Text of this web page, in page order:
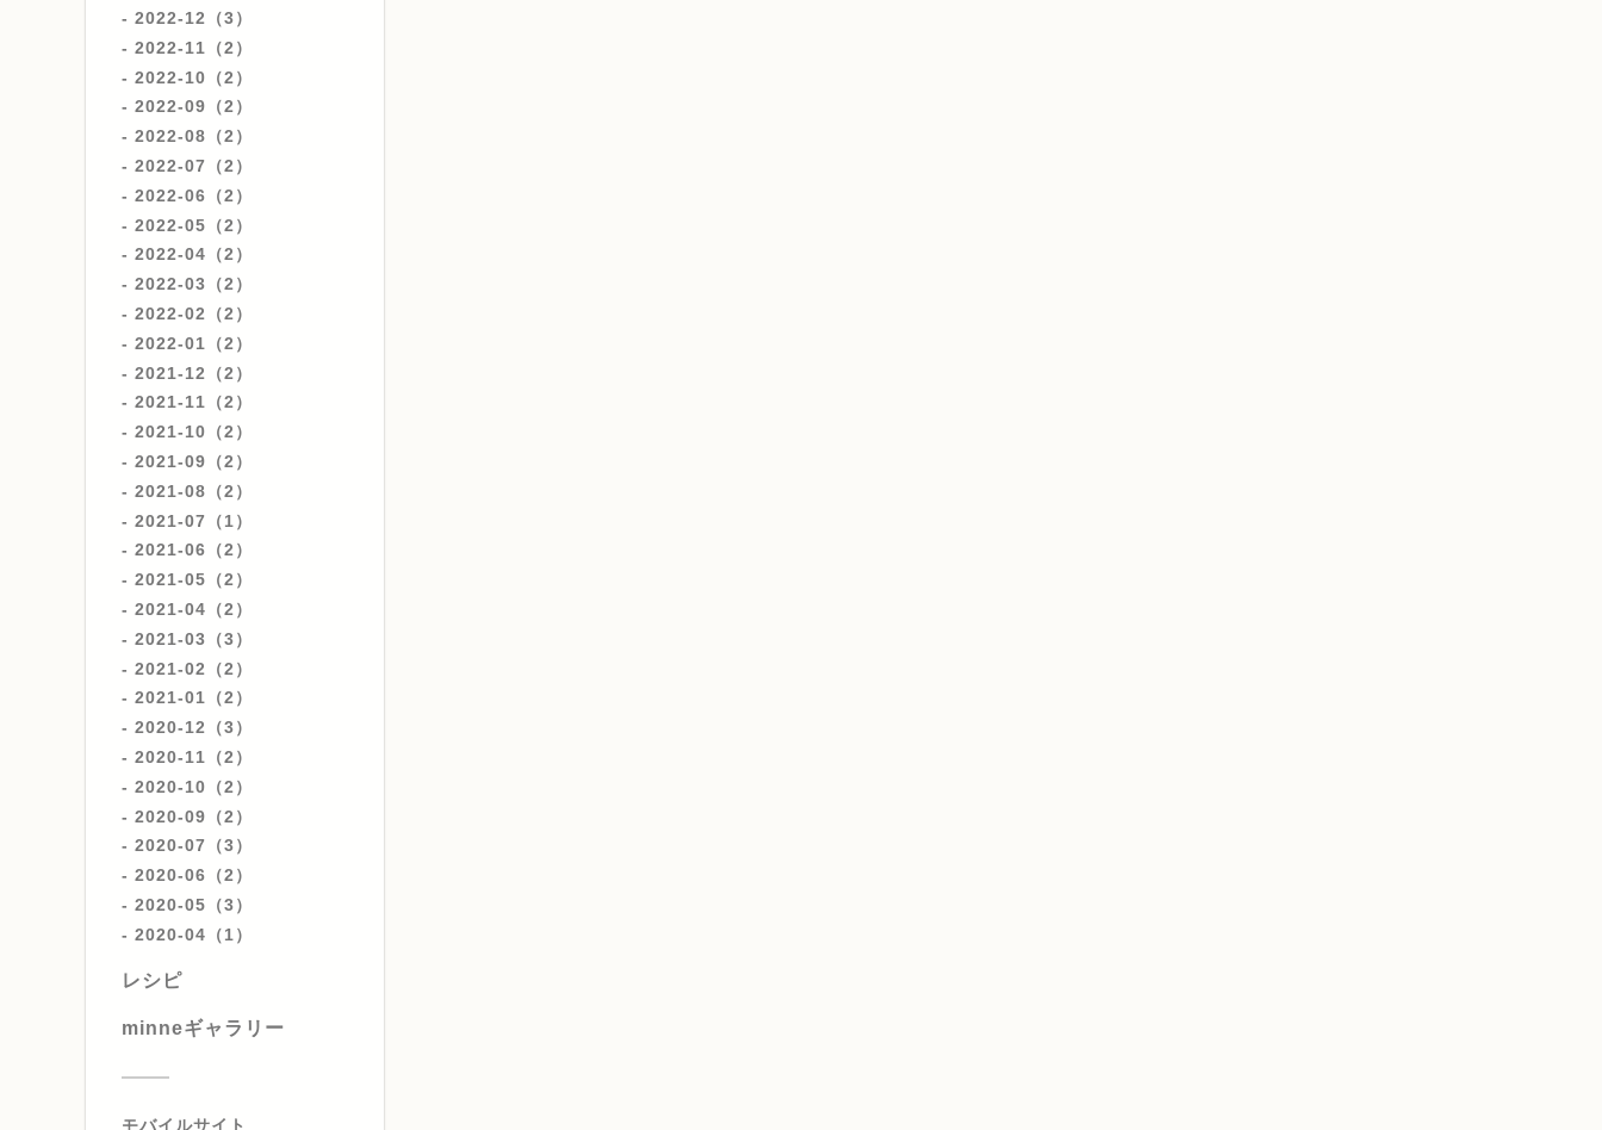
2022-12（3）
2022-11（2）
2022-10（2）
2022-09（2）
2022-08（2）
2022-07（2）
2022-06（2）
2022-05（2）
2022-04（2）
2022-03（2）
2022-02（2）
2022-01（2）
2021-12（2）
2021-11（2）
2021-10（2）
2021-09（2）
2021-08（2）
2021-07（1）
2021-06（2）
2021-05（2）
2021-04（2）
2021-03（3）
2021-02（2）
2021-01（2）
2020-12（3）
2020-11（2）
2020-10（2）
2020-09（2）
2020-07（3）
2020-06（2）
2020-05（3）
2020-04（1）
レシピ
minneギャラリー
モバイルサイト